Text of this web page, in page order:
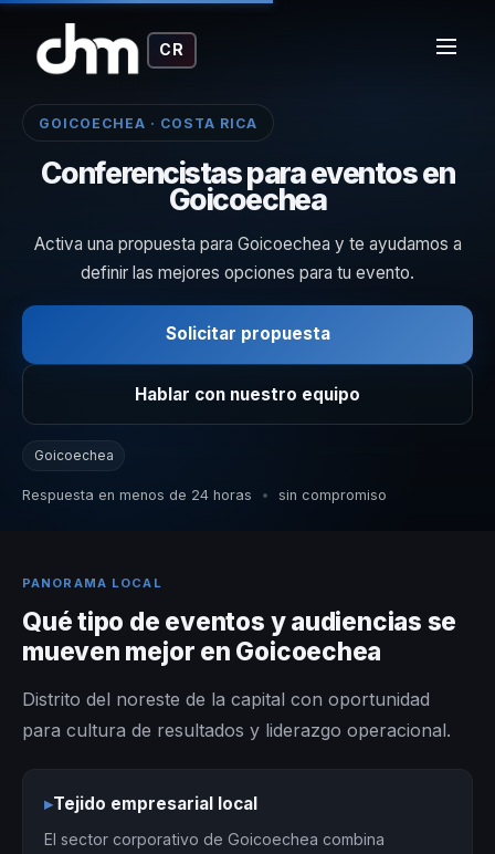
CR
GOICOECHEA · COSTA RICA
Conferencistas para eventos en
Goicoechea
Activa una propuesta para Goicoechea y te ayudamos a
definir las mejores opciones para tu evento.
Solicitar propuesta
Hablar con nuestro equipo
Goicoechea
Respuesta en menos de 24 horas • sin compromiso
PANORAMA LOCAL
Qué tipo de eventos y audiencias se
mueven mejor en Goicoechea
Distrito del noreste de la capital con oportunidad
para cultura de resultados y liderazgo operacional.
▸Tejido empresarial local
El sector corporativo de Goicoechea combina